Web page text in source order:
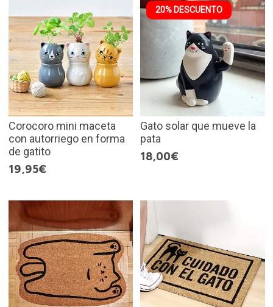
Corocoro mini maceta
con autorriego en forma
de gatito
19,95€
20% DESCUENTO
Gato solar que mueve la
pata
18,00€